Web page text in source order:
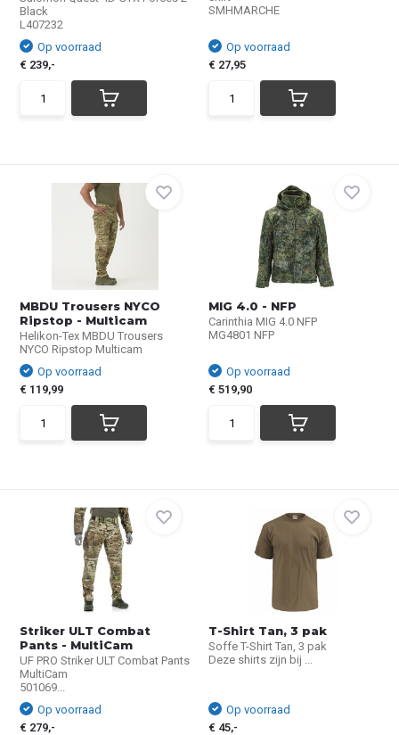
Black
L407232
Op voorraad
€ 239,-
SMHMARCHE
Op voorraad
€ 27,95
MBDU Trousers NYCO
Ripstop - Multicam
Helikon-Tex MBDU Trousers
NYCO Ripstop Multicam
Op voorraad
€ 119,99
MIG 4.0 - NFP
Carinthia MIG 4.0 NFP
MG4801 NFP
Op voorraad
€ 519,90
Striker ULT Combat
Pants - MultiCam
UF PRO Striker ULT Combat Pants
MultiCam
501069...
Op voorraad
€ 279,-
T-Shirt Tan, 3 pak
Soffe T-Shirt Tan, 3 pak
Deze shirts zijn bij ...
Op voorraad
€ 45,-